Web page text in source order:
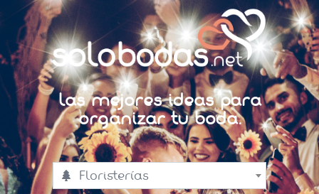
Las mejores ideas para
organizar tu boda.
Floristerías